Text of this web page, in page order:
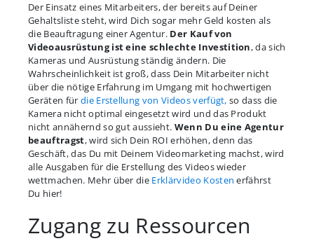
Der Einsatz eines Mitarbeiters, der bereits auf Deiner
Gehaltsliste steht, wird Dich sogar mehr Geld kosten als
die Beauftragung einer Agentur. Der Kauf von
Videoausrüstung ist eine schlechte Investition, da sich
Kameras und Ausrüstung ständig ändern. Die
Wahrscheinlichkeit ist groß, dass Dein Mitarbeiter nicht
über die nötige Erfahrung im Umgang mit hochwertigen
Geräten für die Erstellung von Videos verfügt, so dass die
Kamera nicht optimal eingesetzt wird und das Produkt
nicht annähernd so gut aussieht. Wenn Du eine Agentur
beauftragst, wird sich Dein ROI erhöhen, denn das
Geschäft, das Du mit Deinem Videomarketing machst, wird
alle Ausgaben für die Erstellung des Videos wieder
wettmachen. Mehr über die Erklärvideo Kosten erfährst
Du hier!
Zugang zu Ressourcen